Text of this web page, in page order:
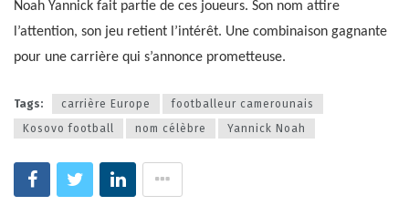
Noah Yannick fait partie de ces joueurs. Son nom attire
l’attention, son jeu retient l’intérêt. Une combinaison gagnante
pour une carrière qui s’annonce prometteuse.
Tags: carrière Europe
footballeur camerounais
Kosovo football
nom célèbre Yannick Noah